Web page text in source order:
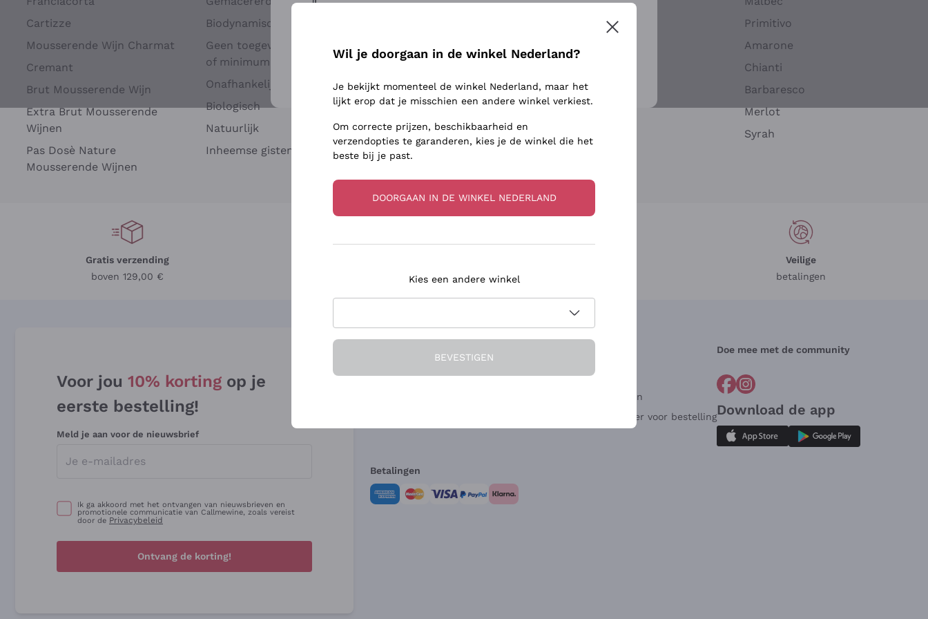
Cartizze
Mousserende Wijn Charmat
Cremant
Brut Mousserende Wijn
Extra Brut Mousserende
Wijnen
Pas Dosè Nature
Mousserende Wijnen
Biodynamisch
Geen toegevoegde sulfieten
of minimum
Onafhankelijke Wijnbouwers
Biologisch
Natuurlijk
Inheemse gisten
Argiolas
Ca' dei Frati
Chardonnay
Sauvignon
Primitivo
Amarone
Chianti
Barbaresco
Merlot
Syrah
Gratis verzending
boven 129,00 €
Veilige
betalingen
Voor jou 10% korting op je
eerste bestelling!
Meld je aan voor de nieuwsbrief
Ik ga akkoord met het ontvangen van nieuwsbrieven en
promotionele communicatie van Callmewine, zoals vereist
door de Privacybeleid
Ontvang de korting!
Over ons
Klantenservice
Verkoopvoorwaarden
Herroepingsformulier voor bestelling
Doe mee met de community
Download de app
Betalingen
Voor meer informatie, lees onzePrivacybeleid
Wil je doorgaan in de winkel Nederland?
Je bekijkt momenteel de winkel Nederland, maar het
lijkt erop dat je misschien een andere winkel verkiest.
Om correcte prijzen, beschikbaarheid en
verzendopties te garanderen, kies je de winkel die het
beste bij je past.
DOORGAAN IN DE WINKEL NEDERLAND
Kies een andere winkel
BEVESTIGEN